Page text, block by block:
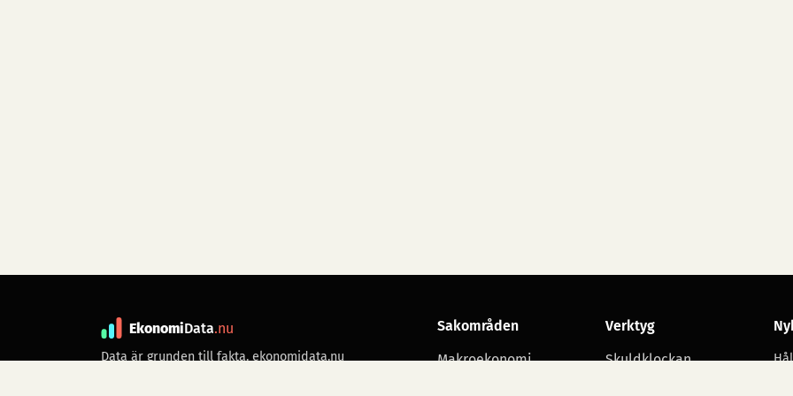
EkonomiData.nu
Data är grunden till fakta. ekonomidata.nu
Sakområden
Makroekonomi
Verktyg
Skuldklockan